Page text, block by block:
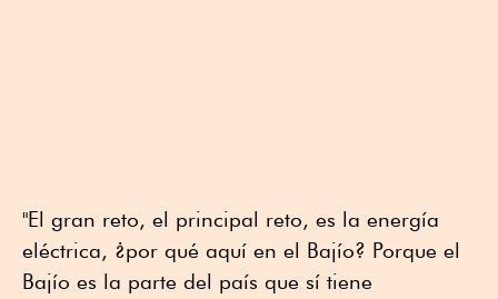
"El gran reto, el principal reto, es la energía
eléctrica, ¿por qué aquí en el Bajío? Porque el
Bajío es la parte del país que sí tiene